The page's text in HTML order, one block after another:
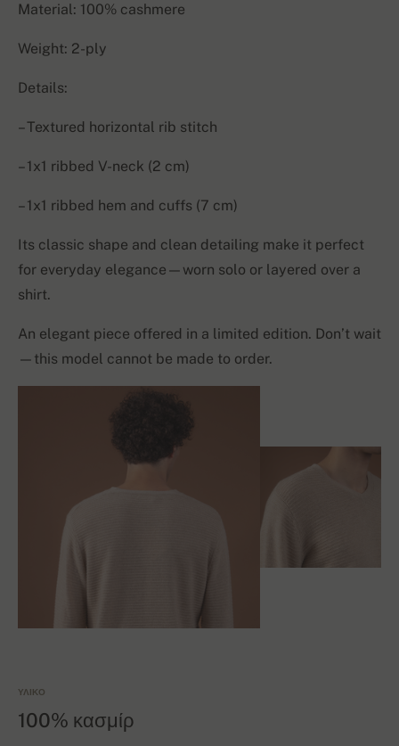
Material: 100% cashmere
Weight: 2-ply
Details:
– Textured horizontal rib stitch
– 1x1 ribbed V-neck (2 cm)
– 1x1 ribbed hem and cuffs (7 cm)
Its classic shape and clean detailing make it perfect
for everyday elegance—worn solo or layered over a
shirt.
An elegant piece offered in a limited edition. Don’t wait
—this model cannot be made to order.
ΥΛΙΚΌ
100% κασμίρ